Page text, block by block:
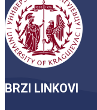
BRZI LINKOVI